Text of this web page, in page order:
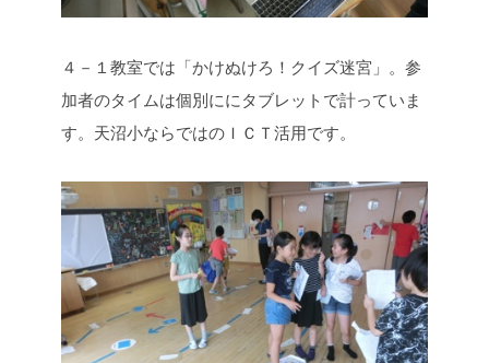
４－１教室では「かけぬけろ！クイズ迷宮」。参
加者のタイムは個別ににタブレットで計っていま
す。天沼小ならではのＩＣＴ活用です。